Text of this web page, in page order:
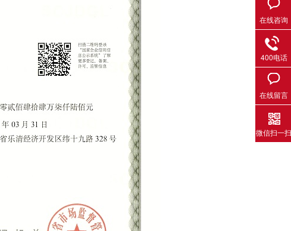
在线咨询
400电话
在线留言
微信扫一扫